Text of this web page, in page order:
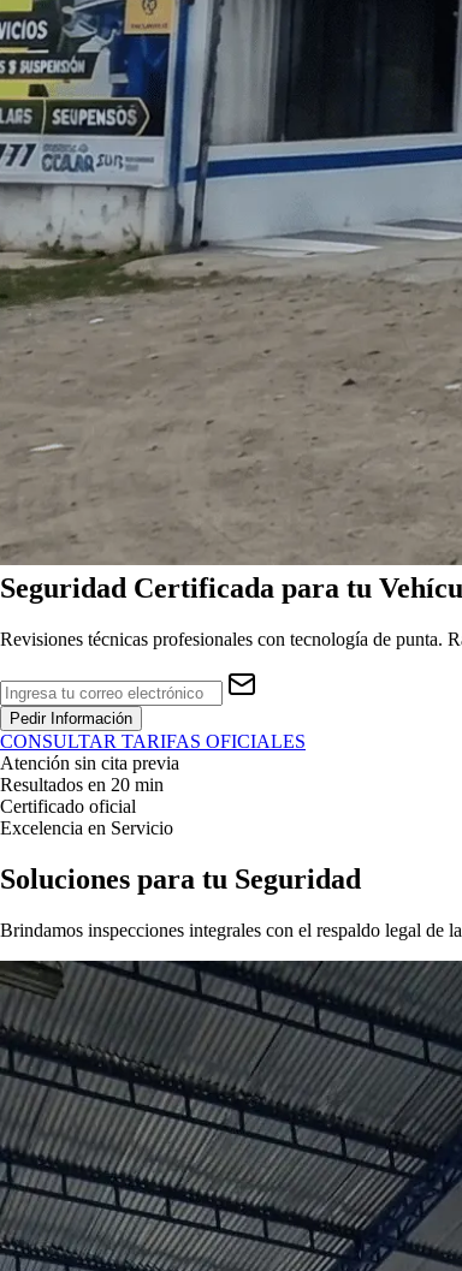
Seguridad Certificada para tu
Revisiones técnicas profesionales con tecnología de punta.
Pedir Información
CONSULTAR TARIFAS OFICIALES
Atención sin cita previa
Resultados en 20 min
Certificado oficial
Excelencia en Servicio
Soluciones para tu Seguridad
Brindamos inspecciones integrales con el respaldo legal de la